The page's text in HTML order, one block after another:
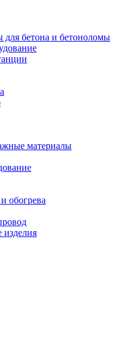
бетона и бетоноломы
материалы
обогрева
изделия